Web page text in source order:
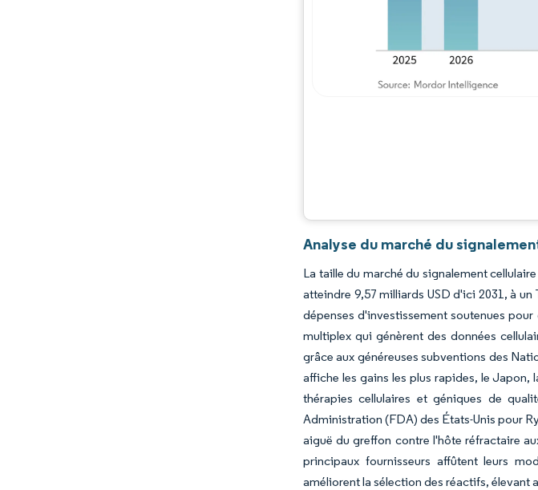
Analyse du marché du
La taille du marché du signalement
atteindre 9,57 milliards USD d'ici 2031, à
dépenses d'investissement soutenues
multiplex qui génèrent des données
grâce aux généreuses subventions des
affiche les gains les plus rapides, le
thérapies cellulaires et géniques de
Administration (FDA) des États-Unis pour
aiguë du greffon contre l'hôte réfractaire
principaux fournisseurs affûtent leurs
améliorent la sélection des réactifs, élevant